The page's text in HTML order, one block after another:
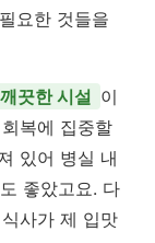
요한 것들을
끗한 시설 이
복에 집중할
있어 병실 내
좋았고요. 다
사가 제 입맛